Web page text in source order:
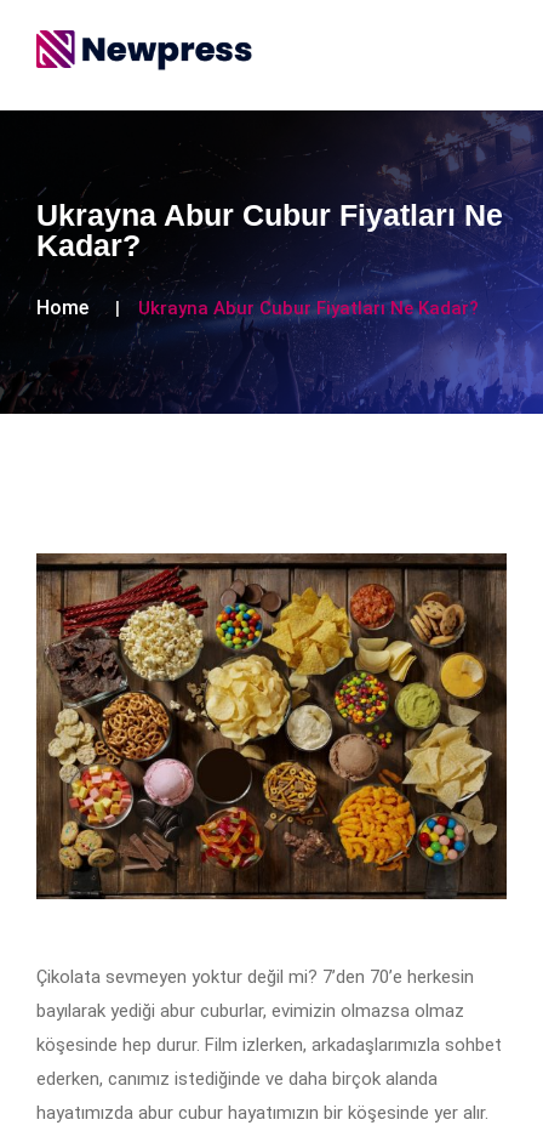
Ukrayna Abur Cubur Fiyatları Ne
Kadar?
Home Ukrayna Abur Cubur Fiyatları Ne Kadar?
Çikolata sevmeyen yoktur değil mi? 7’den 70’e herkesin
bayılarak yediği abur cuburlar, evimizin olmazsa olmaz
köşesinde hep durur. Film izlerken, arkadaşlarımızla sohbet
ederken, canımız istediğinde ve daha birçok alanda
hayatımızda abur cubur hayatımızın bir köşesinde yer alır.